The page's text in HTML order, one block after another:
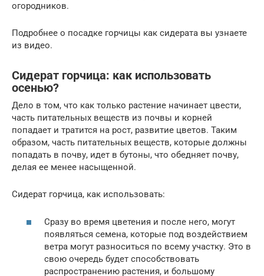
огородников.
Подробнее о посадке горчицы как сидерата вы узнаете
из видео.
Сидерат горчица: как использовать
осенью?
Дело в том, что как только растение начинает цвести,
часть питательных веществ из почвы и корней
попадает и тратится на рост, развитие цветов. Таким
образом, часть питательных веществ, которые должны
попадать в почву, идет в бутоны, что обедняет почву,
делая ее менее насыщенной.
Сидерат горчица, как использовать:
Сразу во время цветения и после него, могут
появляться семена, которые под воздействием
ветра могут разноситься по всему участку. Это в
свою очередь будет способствовать
распространению растения, и большому